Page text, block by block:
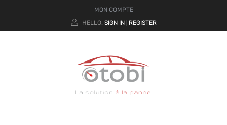
MON COMPTE
HELLO. SIGN IN REGISTER